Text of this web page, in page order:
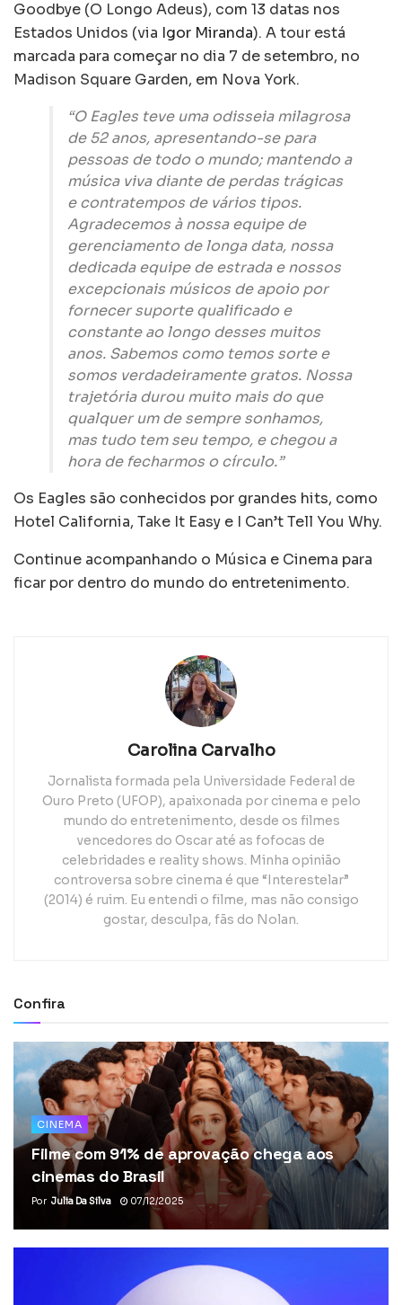
Goodbye (O Longo Adeus), com 13 datas nos
Estados Unidos (via Igor Miranda). A tour está
marcada para começar no dia 7 de setembro, no
Madison Square Garden, em Nova York.
“O Eagles teve uma odisseia milagrosa
de 52 anos, apresentando-se para
pessoas de todo o mundo; mantendo a
música viva diante de perdas trágicas
e contratempos de vários tipos.
Agradecemos à nossa equipe de
gerenciamento de longa data, nossa
dedicada equipe de estrada e nossos
excepcionais músicos de apoio por
fornecer suporte qualificado e
constante ao longo desses muitos
anos. Sabemos como temos sorte e
somos verdadeiramente gratos. Nossa
trajetória durou muito mais do que
qualquer um de sempre sonhamos,
mas tudo tem seu tempo, e chegou a
hora de fecharmos o círculo.”
Os Eagles são conhecidos por grandes hits, como
Hotel California, Take It Easy e I Can’t Tell You Why.
Continue acompanhando o Música e Cinema para
ficar por dentro do mundo do entretenimento.
Carolina Carvalho
Jornalista formada pela Universidade Federal de
Ouro Preto (UFOP), apaixonada por cinema e pelo
mundo do entretenimento, desde os filmes
vencedores do Oscar até as fofocas de
celebridades e reality shows. Minha opinião
controversa sobre cinema é que “Interestelar”
(2014) é ruim. Eu entendi o filme, mas não consigo
gostar, desculpa, fãs do Nolan.
Confira
CINEMA
Filme com 91% de aprovação chega aos
cinemas do Brasil
Por Julia Da Silva 07/12/2025